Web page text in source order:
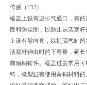
传感（T12）
端盖上设有进排气通口，有
圈和防尘圈，以防止从活塞
上设有导向套，以提高气缸
活塞杆伸出时的下弯量，延长
前倾铜铸件。端盖过去常用
铸，微型缸有使用黄铜材料的